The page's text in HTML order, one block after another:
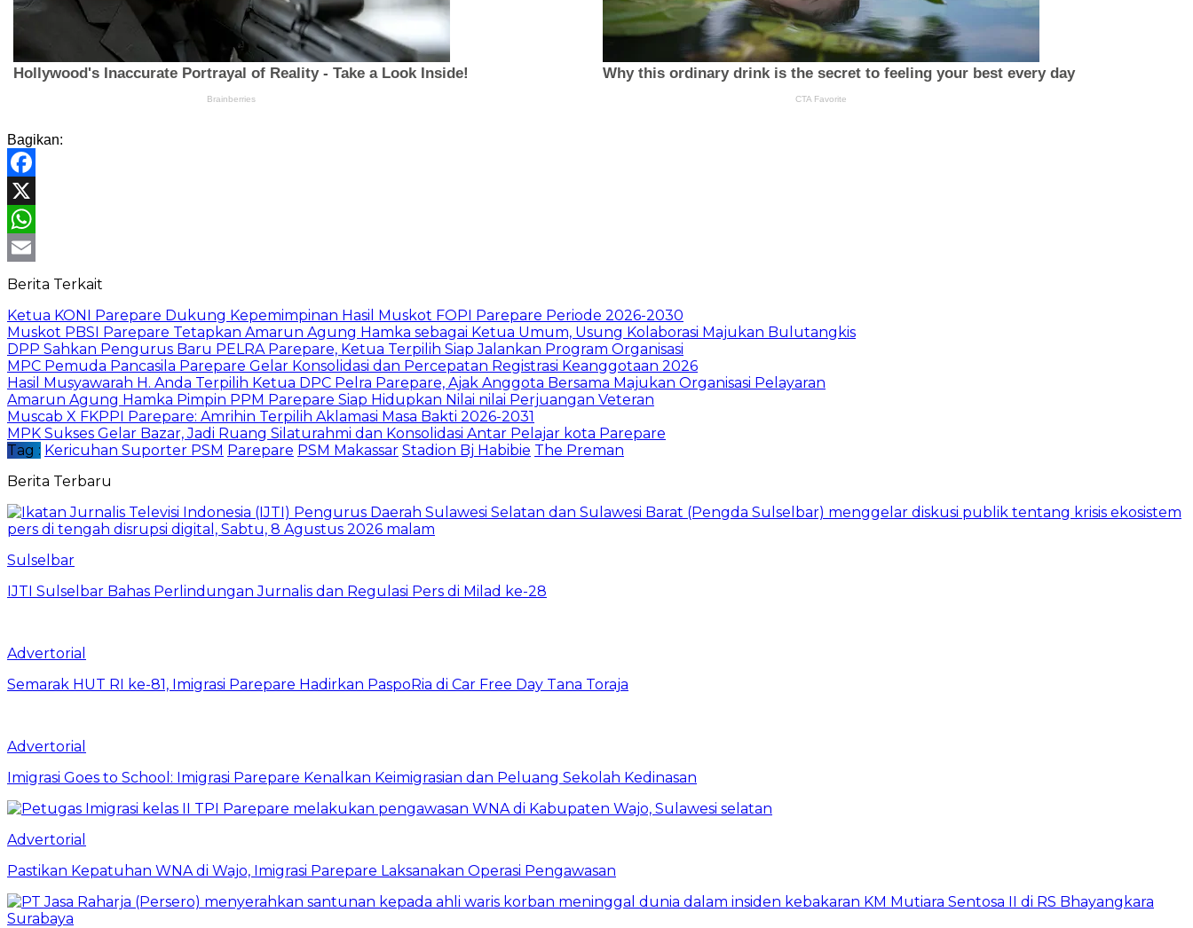
Bagikan:
Facebook
X
WhatsApp
Email
Berita Terkait
Ketua KONI Parepare Dukung Kepemimpinan Hasil Muskot FOPI Parepare Periode 2026-2030
Muskot PBSI Parepare Tetapkan Amarun Agung Hamka sebagai Ketua Umum, Usung Kolaborasi Majukan Bulutangkis
DPP Sahkan Pengurus Baru PELRA Parepare, Ketua Terpilih Siap Jalankan Program Organisasi
MPC Pemuda Pancasila Parepare Gelar Konsolidasi dan Percepatan Registrasi Keanggotaan 2026
Hasil Musyawarah H. Anda Terpilih Ketua DPC Pelra Parepare, Ajak Anggota Bersama Majukan Organisasi Pelayaran
Amarun Agung Hamka Pimpin PPM Parepare Siap Hidupkan Nilai nilai Perjuangan Veteran
Muscab X FKPPI Parepare: Amrihin Terpilih Aklamasi Masa Bakti 2026-2031
MPK Sukses Gelar Bazar, Jadi Ruang Silaturahmi dan Konsolidasi Antar Pelajar kota Parepare
Tag : Kericuhan Suporter PSM Parepare PSM Makassar Stadion Bj Habibie The Preman
Berita Terbaru
Sulselbar
IJTI Sulselbar Bahas Perlindungan Jurnalis dan Regulasi Pers di Milad ke-28
Advertorial
Semarak HUT RI ke-81, Imigrasi Parepare Hadirkan PaspoRia di Car Free Day Tana Toraja
Advertorial
Imigrasi Goes to School: Imigrasi Parepare Kenalkan Keimigrasian dan Peluang Sekolah Kedinasan
Advertorial
Pastikan Kepatuhan WNA di Wajo, Imigrasi Parepare Laksanakan Operasi Pengawasan